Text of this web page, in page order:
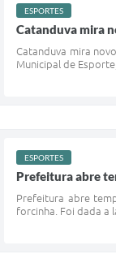
ESPORTES
Catanduva mira
Catanduva mira
Municipal de
ESPORTES
Prefeitura abre
Prefeitura abre
forcinha. Foi dada a